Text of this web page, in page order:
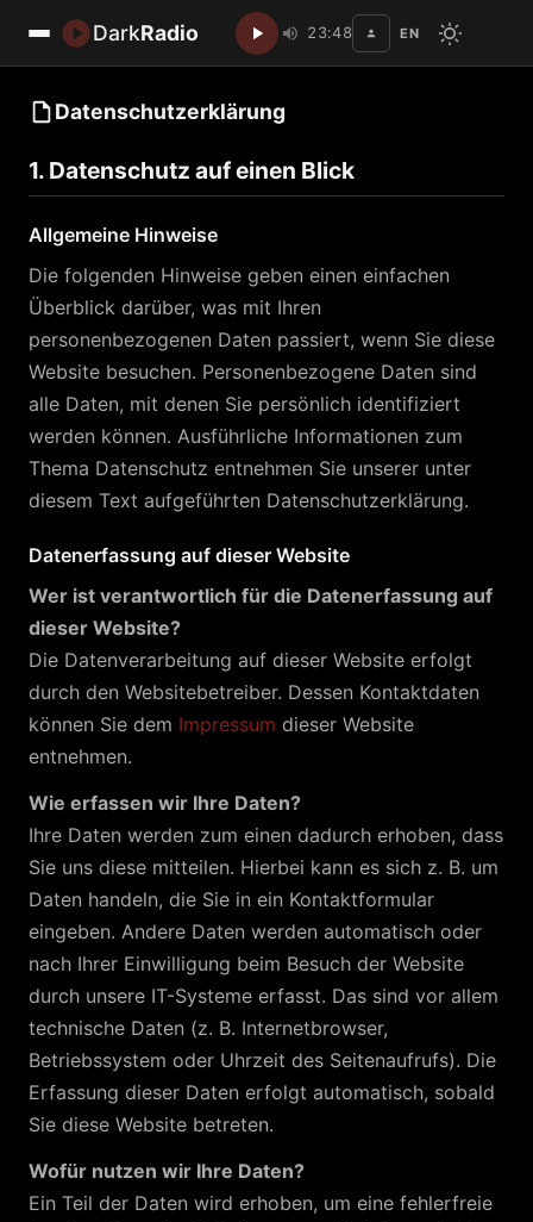
DarkRadio 23:48 EN
Datenschutzerklärung
1. Datenschutz auf einen Blick
Allgemeine Hinweise
Die folgenden Hinweise geben einen einfachen
Überblick darüber, was mit Ihren
personenbezogenen Daten passiert, wenn Sie diese
Website besuchen. Personenbezogene Daten sind
alle Daten, mit denen Sie persönlich identifiziert
werden können. Ausführliche Informationen zum
Thema Datenschutz entnehmen Sie unserer unter
diesem Text aufgeführten Datenschutzerklärung.
Datenerfassung auf dieser Website
Wer ist verantwortlich für die Datenerfassung auf
dieser Website?
Die Datenverarbeitung auf dieser Website erfolgt
durch den Websitebetreiber. Dessen Kontaktdaten
können Sie dem Impressum dieser Website
entnehmen.
Wie erfassen wir Ihre Daten?
Ihre Daten werden zum einen dadurch erhoben, dass
Sie uns diese mitteilen. Hierbei kann es sich z. B. um
Daten handeln, die Sie in ein Kontaktformular
eingeben. Andere Daten werden automatisch oder
nach Ihrer Einwilligung beim Besuch der Website
durch unsere IT-Systeme erfasst. Das sind vor allem
technische Daten (z. B. Internetbrowser,
Betriebssystem oder Uhrzeit des Seitenaufrufs). Die
Erfassung dieser Daten erfolgt automatisch, sobald
Sie diese Website betreten.
Wofür nutzen wir Ihre Daten?
Ein Teil der Daten wird erhoben, um eine fehlerfreie